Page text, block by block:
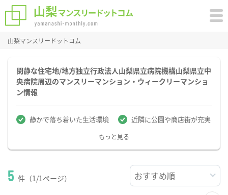
山梨マンスリードットコム
閑静な住宅地/地方独立行政法人山梨県立病院機構山梨県立中
央病院周辺のマンスリーマンション・ウィークリーマンショ
ン情報
静かで落ち着いた生活環境 近隣に公園や商店街が充実
もっと見る
5 件（1/1ページ）